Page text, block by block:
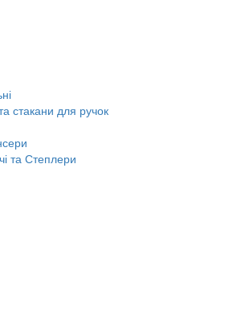
стакани для ручок
та Степлери